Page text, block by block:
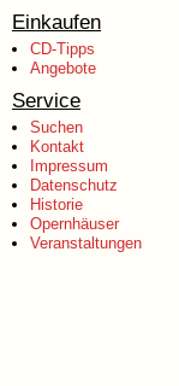
Einkaufen
CD-Tipps
Angebote
Service
Suchen
Kontakt
Impressum
Datenschutz
Historie
Opernhäuser
Veranstaltungen